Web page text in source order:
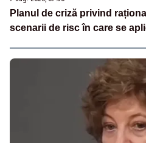
Planul de criză privind
scenarii de risc în care se